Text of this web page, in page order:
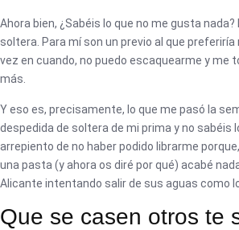
Ahora bien, ¿Sabéis lo que no me gusta
soltera. Para mí son un previo al que preferiría
vez en cuando, no puedo escaquearme y me
más.
Y eso es, precisamente, lo que me pasó la
despedida de soltera de mi prima y no sabéis
arrepiento de no haber podido librarme
una pasta (y ahora os diré por qué) acabé
Alicante intentando salir de sus aguas como
Que se casen otros te